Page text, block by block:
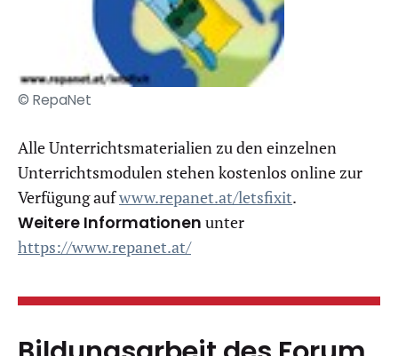
© RepaNet
​Alle Unterrichtsmaterialien zu den einzelnen
Unterrichtsmodulen stehen kostenlos online zur
Verfügung aufwww.repanet.at/letsfixit.
Weitere Informationen unter
https://www.repanet.at/